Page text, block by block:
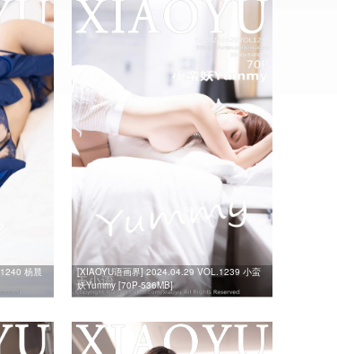
杨晨
[XIAOYU语画界] 2024.04.29 VOL.1239 小蛮
妖Yummy [70P-536MB]